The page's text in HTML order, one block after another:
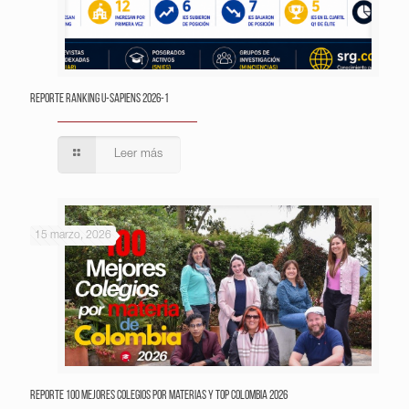
Reporte Ranking U-Sapiens 2026-1
Leer más
15 marzo, 2026
Reporte 100 Mejores Colegios por Materias y Top Colombia 2026